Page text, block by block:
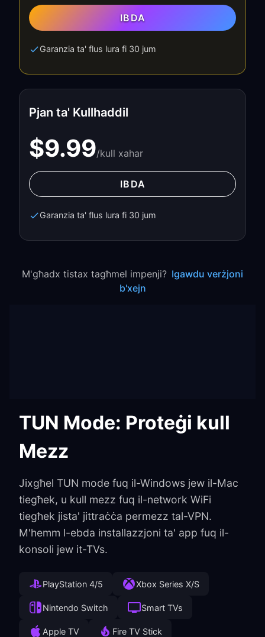
IBDA
Garanzia ta' flus lura fi 30 jum
Pjan ta' Kullhaddil
$9.99/kull xahar
IBDA
Garanzia ta' flus lura fi 30 jum
M'għadx tistax tagħmel impenji? Igawdu verżjoni
b'xejn
TUN Mode: Proteġi kull
Mezz
Jixgħel TUN mode fuq il-Windows jew il-Mac
tiegħek, u kull mezz fuq il-network WiFi
tiegħek jista' jittraċċa permezz tal-VPN.
M'hemm l-ebda installazzjoni ta' app fuq il-
konsoli jew it-TVs.
PlayStation 4/5 Xbox Series X/S
Nintendo Switch Smart TVs
Apple TV Fire TV Stick